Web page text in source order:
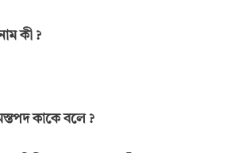
কী ?
কাকে বলে ?